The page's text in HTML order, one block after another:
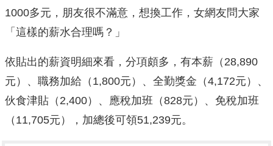
1000多元，朋友很不滿意，想換工作，女網友問大家
「這樣的薪水合理嗎？」
依貼出的薪資明細來看，分項頗多，有本薪（28,890
元）、職務加給（1,800元）、全勤獎金（4,172元）、
伙食津貼（2,400）、應稅加班（828元）、免稅加班
（11,705元），加總後可領51,239元。